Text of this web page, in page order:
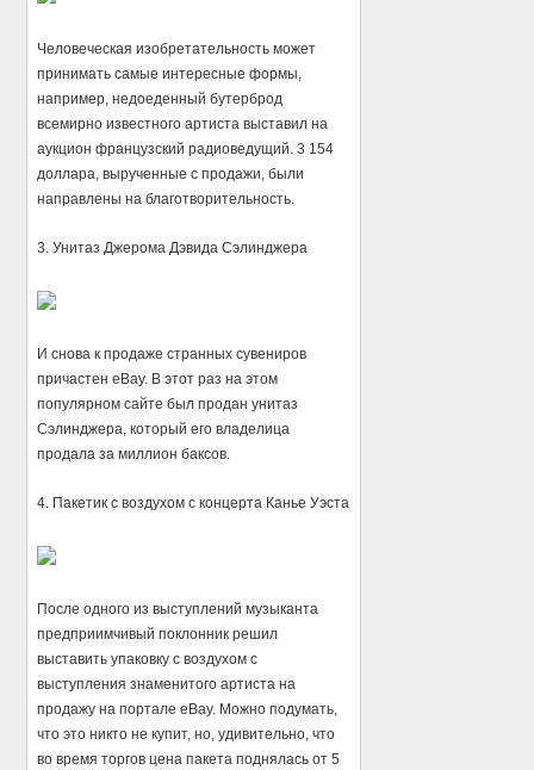
Человеческая изобретательность может
принимать самые интересные формы,
например, недоеденный бутерброд
всемирно известного артиста выставил на
аукцион французский радиоведущий. 3 154
доллара, вырученные с продажи, были
направлены на благотворительность.
3. Унитаз Джерома Дэвида Сэлинджера
И снова к продаже странных сувениров
причастен eBay. В этот раз на этом
популярном сайте был продан унитаз
Сэлинджера, который его владелица
продала за миллион баксов.
4. Пакетик с воздухом с концерта Канье Уэста
После одного из выступлений музыканта
предприимчивый поклонник решил
выставить упаковку с воздухом с
выступления знаменитого артиста на
продажу на портале eBay. Можно подумать,
что это никто не купит, но, удивительно, что
во время торгов цена пакета поднялась от 5